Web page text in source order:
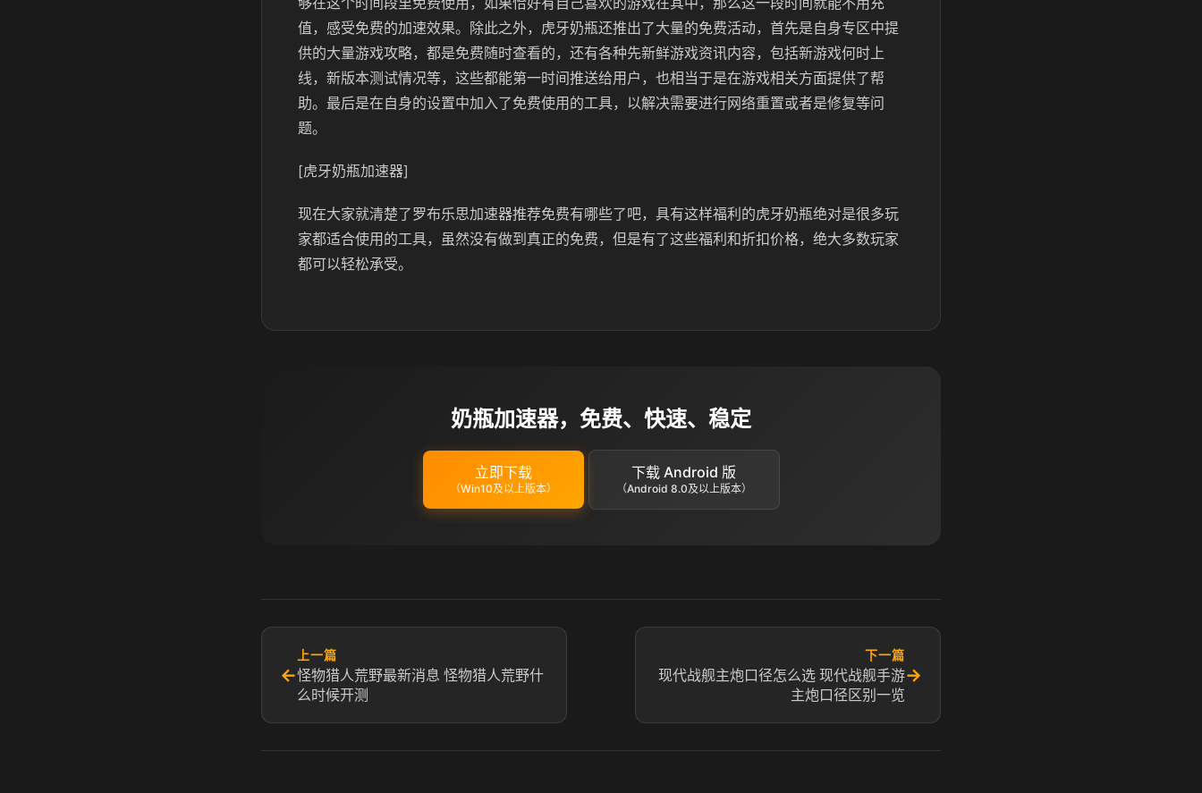
值，感受免费的加速效果。除此之外，虎牙奶瓶还推出了大量的免费活动，首先是自身专区中提
供的大量游戏攻略，都是免费随时查看的，还有各种先新鲜游戏资讯内容，包括新游戏何时上
线，新版本测试情况等，这些都能第一时间推送给用户，也相当于是在游戏相关方面提供了帮
助。最后是在自身的设置中加入了免费使用的工具，以解决需要进行网络重置或者是修复等问
题。
[虎牙奶瓶加速器]
现在大家就清楚了罗布乐思加速器推荐免费有哪些了吧，具有这样福利的虎牙奶瓶绝对是很多玩
家都适合使用的工具，虽然没有做到真正的免费，但是有了这些福利和折扣价格，绝大多数玩家
都可以轻松承受。
奶瓶加速器，免费、快速、稳定
立即下载
（Win10及以上版本）
下载 Android 版
（Android 8.0及以上版本）
←
上一篇
怪物猎人荒野最新消息 怪物猎人荒野什
么时候开测
下一篇
现代战舰主炮口径怎么选 现代战舰手游
主炮口径区别一览
→